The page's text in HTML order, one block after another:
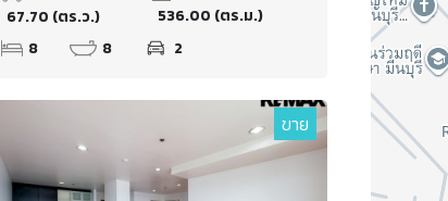
67.70 (ตร.ว.)
536.00 (ตร.ม.)
8
8 2
ขาย